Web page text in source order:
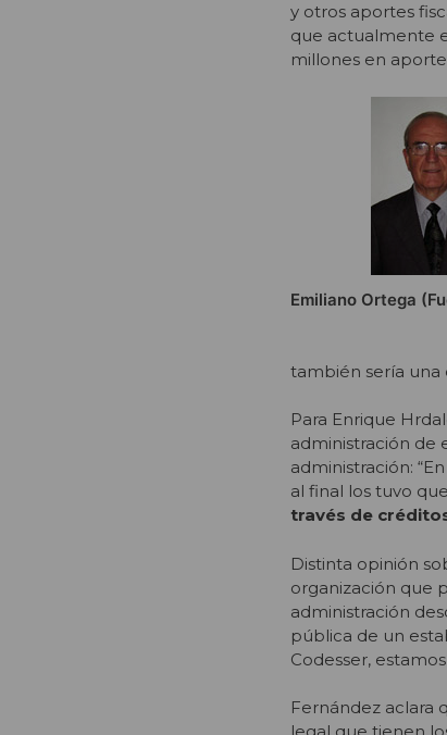
y otros aportes
que actualmente
millones en
Emiliano Ortega
también sería una
Para Enrique
administración de
administración:
al final los tuvo
través de
Distinta opinión
organización que
administración
pública de un
Codesser,
Fernández aclara